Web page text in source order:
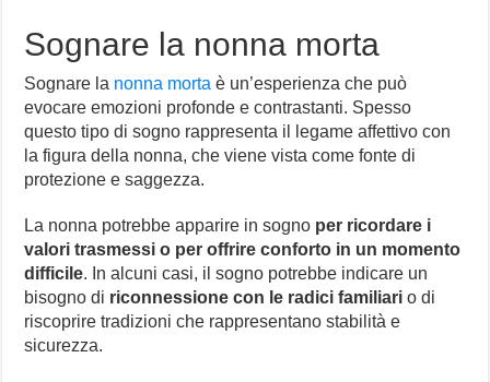
Sognare la nonna morta
Sognare la nonna morta è un’esperienza che può
evocare emozioni profonde e contrastanti. Spesso
questo tipo di sogno rappresenta il legame affettivo con
la figura della nonna, che viene vista come fonte di
protezione e saggezza.
La nonna potrebbe apparire in sogno per ricordare i
valori trasmessi o per offrire conforto in un momento
difficile. In alcuni casi, il sogno potrebbe indicare un
bisogno di riconnessione con le radici familiari o di
riscoprire tradizioni che rappresentano stabilità e
sicurezza.